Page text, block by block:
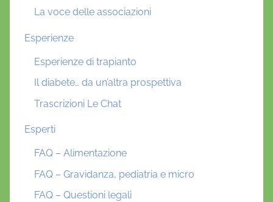
La voce delle associazioni
Esperienze
Esperienze di trapianto
Il diabete… da un’altra prospettiva
Trascrizioni Le Chat
Esperti
FAQ – Alimentazione
FAQ – Gravidanza, pediatria e micro
FAQ – Questioni legali